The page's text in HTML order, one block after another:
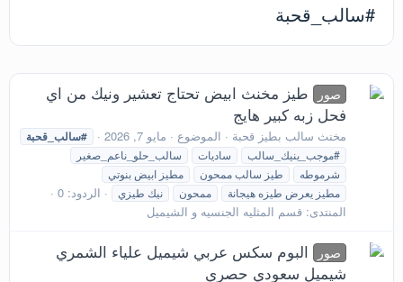
#سالب_قحبة
صور
طيز مخنث ابيض تحتاج تعشير ونيك من اي
فحل زبه كبير هايج
مخنث سالب بطيز قحبة الموضوع مايو 7, 2026 #سالب_قحبة
#موجب_ينيك_سالب ساديات
سالب_حلو_ناعم_صغير
شرموطه
طيز سالب ممحون
مطيز ابيض بنوتي
مطيز يعرض طيزه هيجانة
ممحون نيك طيزي
الردود: 0
المنتدى: قسم المثليه الجنسيه و الشيميل
صور
البوم سكس عربي شيميل علياء الشمري
شيميل سعودي حصري